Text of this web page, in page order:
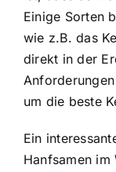
Einige Sorten
wie z.B. das
direkt in der
um die beste
Ein
Hanfsamen im